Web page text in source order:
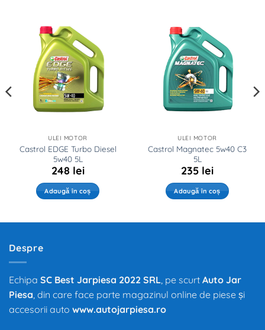
ULEI MOTOR
Castrol EDGE Turbo Diesel
5w40 5L
248 lei
Adaugă în coș
ULEI MOTOR
Castrol Magnatec 5w40 C3
5L
235 lei
Adaugă în coș
Despre
Echipa SC Best Jarpiesa 2022 SRL, pe scurt Auto Jar
Piesa, din care face parte magazinul online de piese și
accesorii auto www.autojarpiesa.ro